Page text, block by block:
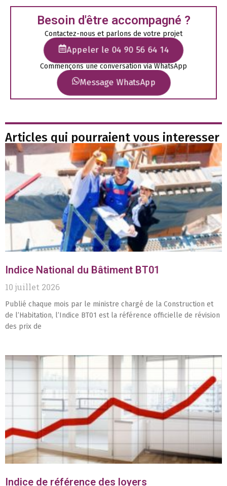
Besoin d'être accompagné ?
Contactez-nous et parlons de votre projet
Appeler le 04 90 56 64 14
Commençons une conversation via WhatsApp
Message WhatsApp
Articles qui pourraient vous interesser
Indice National du Bâtiment BT01
10 juillet 2026
Publié chaque mois par le ministre chargé de la Construction et
de l’Habitation, l’Indice BT01 est la référence officielle de révision
des prix de
Indice de référence des loyers